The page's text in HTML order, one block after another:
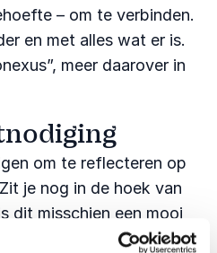
– om te verbinden.
en met alles wat er is.
meer daarover in
om te reflecteren op
je nog in de hoek van
dit misschien een mooi
in te laten komen.